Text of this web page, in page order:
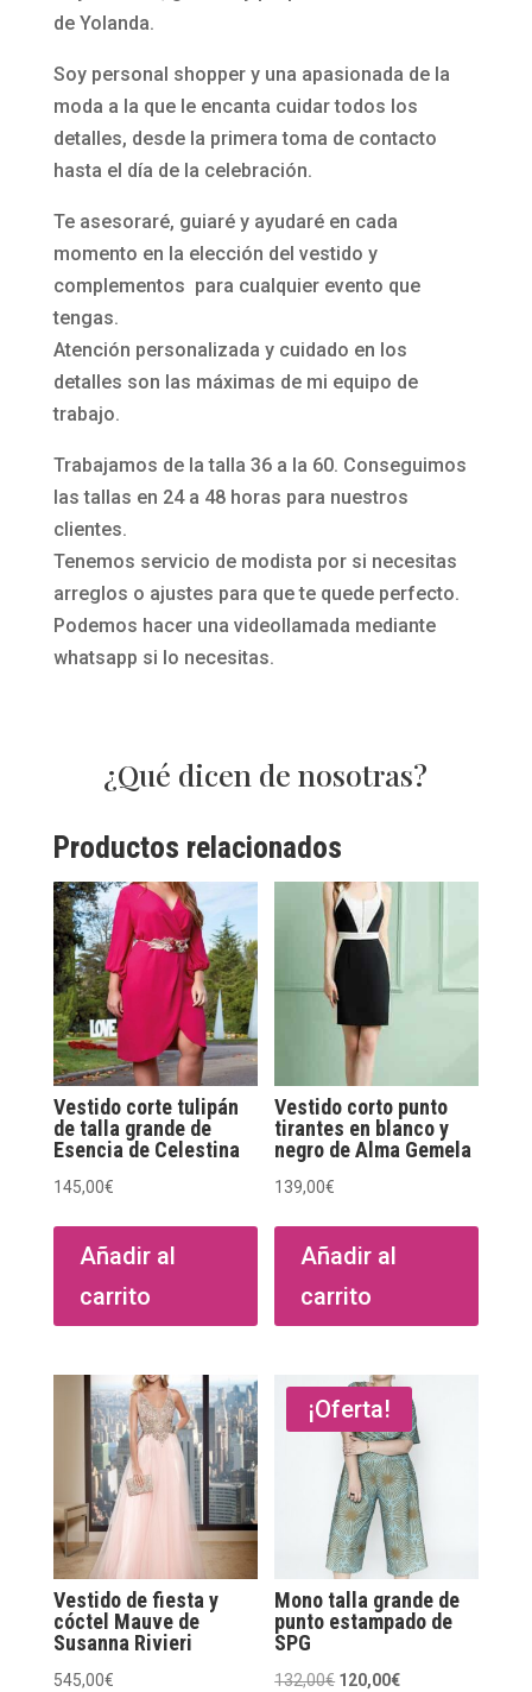
de Yolanda.
Soy personal shopper y una apasionada de la
moda a la que le encanta cuidar todos los
detalles, desde la primera toma de contacto
hasta el día de la celebración.
Te asesoraré, guiaré y ayudaré en cada
momento en la elección del vestido y
complementos para cualquier evento que
tengas.
Atención personalizada y cuidado en los
detalles son las máximas de mi equipo de
trabajo.
Trabajamos de la talla 36 a la 60. Conseguimos
las tallas en 24 a 48 horas para nuestros
clientes.
Tenemos servicio de modista por si necesitas
arreglos o ajustes para que te quede perfecto.
Podemos hacer una videollamada mediante
whatsapp si lo necesitas.
¿Qué dicen de nosotras?
Productos relacionados
Vestido corte tulipán
de talla grande de
Esencia de Celestina
145,00€
Añadir al
carrito
Vestido corto punto
tirantes en blanco y
negro de Alma Gemela
139,00€
Añadir al
carrito
Vestido de fiesta y
cóctel Mauve de
Susanna Rivieri
545,00€
¡Oferta!
Mono talla grande de
punto estampado de
SPG
132,00€ El
120,00€El